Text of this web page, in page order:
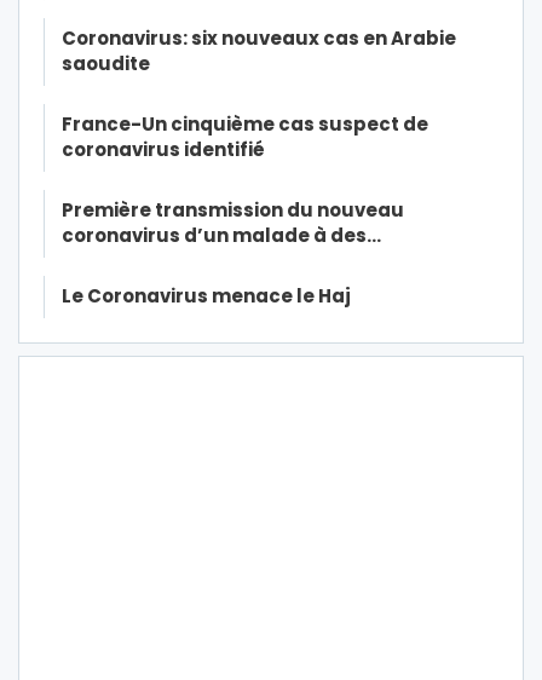
Coronavirus: six nouveaux cas en Arabie
saoudite
France-Un cinquième cas suspect de
coronavirus identifié
Première transmission du nouveau
coronavirus d’un malade à des…
Le Coronavirus menace le Haj